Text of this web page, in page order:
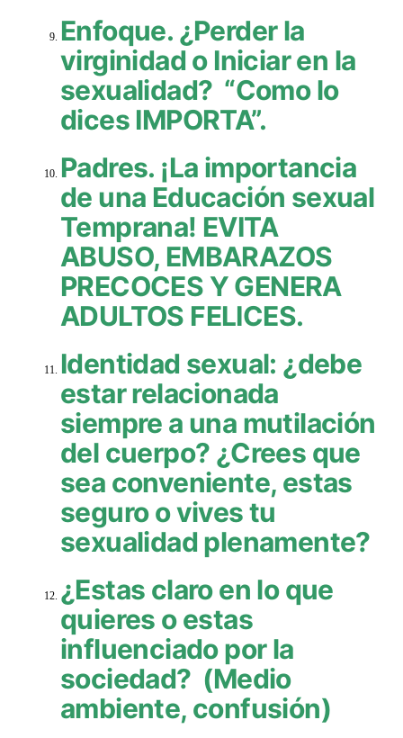
Enfoque. ¿Perder la
virginidad o Iniciar en la
sexualidad? “Como lo
dices IMPORTA”.
Padres. ¡La importancia
de una Educación sexual
Temprana! EVITA
ABUSO, EMBARAZOS
PRECOCES Y GENERA
ADULTOS FELICES.
Identidad sexual: ¿debe
estar relacionada
siempre a una mutilación
del cuerpo? ¿Crees que
sea conveniente, estas
seguro o vives tu
sexualidad plenamente?
¿Estas claro en lo que
quieres o estas
influenciado por la
sociedad? (Medio
ambiente, confusión)